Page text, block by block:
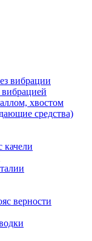
вибрации
хвостом
средства)
качели
верности